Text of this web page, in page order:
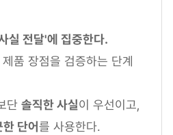
실 전달'에 집중한다.
품 장점을 검증하는 단계
단 솔직한 사실이 우선이고,
단어를 사용한다.